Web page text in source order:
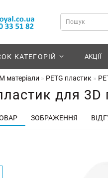
КАТЕГОРІЙ АКЦІЇ
матеріали PETG пластик
для
ЗОБРАЖЕННЯ